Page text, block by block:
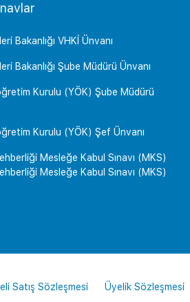
Bakanlığı VHKİ Ünvanı
Bakanlığı Şube Müdürü Ünvanı
Kurulu (YÖK) Şube Müdürü
Kurulu (YÖK) Şef Ünvanı
Mesleğe Kabul Sınavı (MKS)
Mesleğe Kabul Sınavı (MKS)
Satış Sözleşmesi Üyelik Sözleşmesi